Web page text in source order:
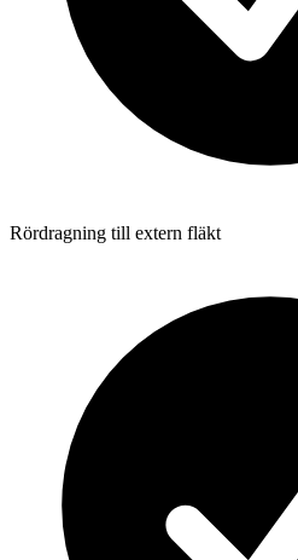
Rördragning till extern fläkt